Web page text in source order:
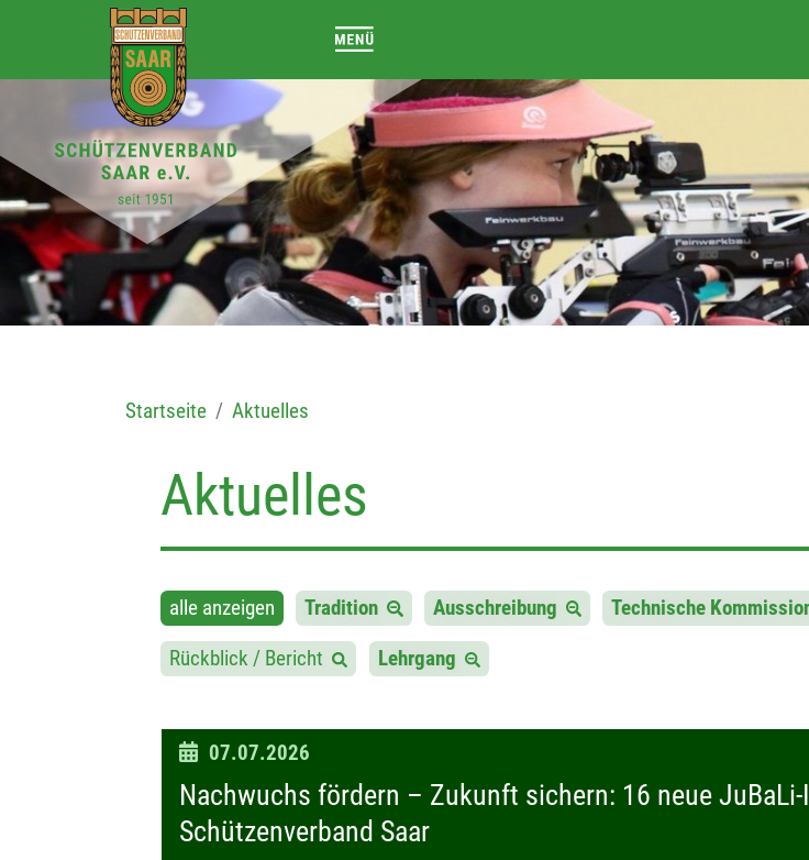
Startseite Aktuelles
Aktuelles
alle anzeigen Tradition Ausschreibung Technische
Rückblick / Bericht Lehrgang
D
t
u
07.07.2026
Nachwuchs fördern – Zukunft sichern: 16 neue
Schützenverband Saar